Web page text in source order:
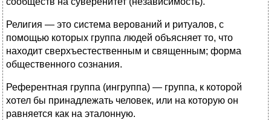
Религия — это система верований и ритуалов, с
помощью которых группа людей объясняет то, что
находит сверхъестественным и священным; форма
общественного сознания.
Референтная группа (ингруппа) — группа, к которой
хотел бы принадлежать человек, или на которую он
равняется как на эталонную.